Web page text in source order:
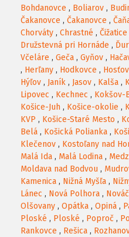
Bohdanovce , Boliarov ,
Čakanovce , Čakanovce ,
Chorváty , Chrastné , Čižatice
Družstevná pri Hornáde ,
Včeláre , Geča , Gyňov ,
, Herľany , Hodkovce ,
Hýľov , Janík , Jasov , Kalša ,
Lipovec , Kechnec , Kokšov-
Košice-Juh , Košice-okolie ,
KVP , Košice-Staré Mesto ,
Belá , Košická Polianka ,
Klečenov , Kostoľany nad
Malá Ida , Malá Lodina ,
Moldava nad Bodvou ,
Kamenica , Nižná Myšľa ,
Lánec , Nová Polhora ,
Olšovany , Opátka , Opiná ,
Ploské , Ploské , Poproč ,
Rankovce , Rešica ,